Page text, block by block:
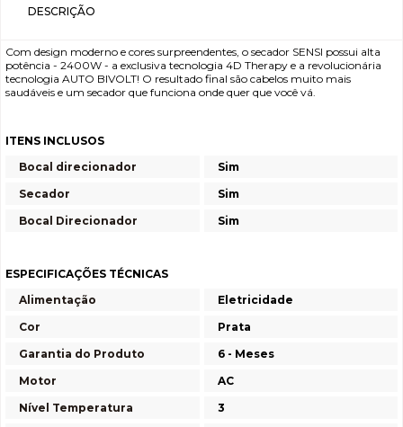
DESCRIÇÃO
Com design moderno e cores surpreendentes, o secador SENSI possui alta
potência - 2400W - a exclusiva tecnologia 4D Therapy e a revolucionária
tecnologia AUTO BIVOLT! O resultado final são cabelos muito mais
saudáveis e um secador que funciona onde quer que você vá.
ITENS INCLUSOS
Bocal direcionador
Sim
Secador
Sim
Bocal Direcionador
Sim
ESPECIFICAÇÕES TÉCNICAS
Alimentação
Eletricidade
Cor
Prata
Garantia do Produto
6 - Meses
Motor
AC
Nível Temperatura
3